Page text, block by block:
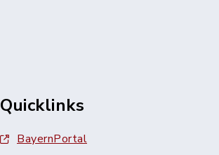
Quicklinks
BayernPortal